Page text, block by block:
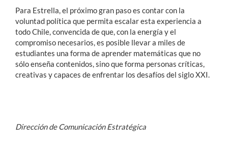
Para Estrella, el próximo gran paso es contar con la
voluntad política que permita escalar esta experiencia a
todo Chile, convencida de que, con la energía y el
compromiso necesarios, es posible llevar a miles de
estudiantes una forma de aprender matemáticas que no
sólo enseña contenidos, sino que forma personas críticas,
creativas y capaces de enfrentar los desafíos del siglo XXI.
Dirección de Comunicación Estratégica